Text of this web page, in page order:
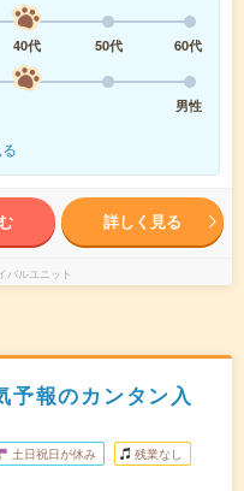
40代 50代
60代
男性
詳しく見る
バルユニット
予報のカンタン入
土日祝日が休み 残業なし